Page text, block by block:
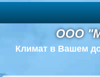
ООО
Климат в Вашем